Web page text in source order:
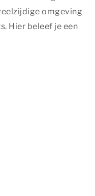
omgeving
Hier beleef je een